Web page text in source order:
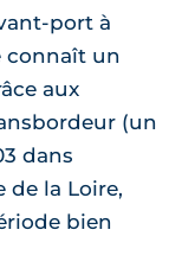
port à
connaît un
aux
(un
dans
de la Loire,
bien